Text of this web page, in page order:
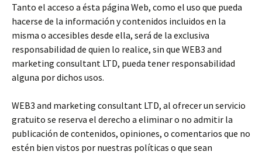
Tanto el acceso a ésta página Web, como el uso que pueda
hacerse de la información y contenidos incluidos en la
misma o accesibles desde ella, será de la exclusiva
responsabilidad de quien lo realice, sin que WEB3 and
marketing consultant LTD, pueda tener responsabilidad
alguna por dichos usos.
WEB3 and marketing consultant LTD, al ofrecer un servicio
gratuito se reserva el derecho a eliminar o no admitir la
publicación de contenidos, opiniones, o comentarios que no
estén bien vistos por nuestras políticas o que sean